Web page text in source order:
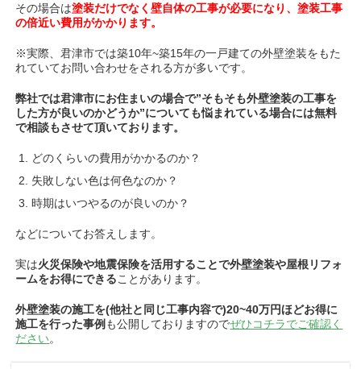
その場合は塗装だけでなく壁自体の工事が必要になり、塗装工事
の倍近い費用がかかります。
※実際、君津市では築10年~築15年の一戸建ての外壁塗装をもた
れていてお問い合わせをされる方が多いです。
弊社では君津市にお住まいの場合で”そもそも外壁塗装の工事を
した方が良いのかどうか”についても悩まれている場合には無料
で相談もさせて頂いております。
どのくらいの費用がかかるのか？
失敗しない色は何色なのか？
時期はいつやるのが良いのか？
などについてお答えします。
実は火災保険や地震保険を活用することで外壁塗装や屋根リフォ
ームをお得にできることがあります。
外壁塗装の施工を(他社と同じ工事内容で)20~40万円ほどお得に
施工を行った事例 も公開しておりますのでぜひコチラでご確認く
ださい。